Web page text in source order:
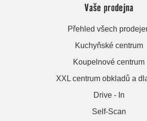
Vaše prodejna
Přehled všech
Kuchyňské centrum
Koupelnové centrum
XXL centrum obkladů a
Drive - In
Self-Scan